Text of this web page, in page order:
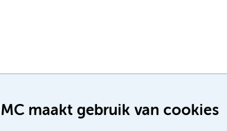
maakt gebruik van cookies